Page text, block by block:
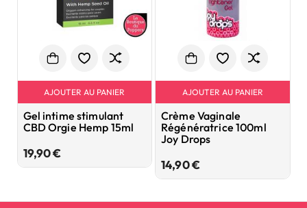
AJOUTER AU PANIER
Gel intime stimulant
CBD Orgie Hemp 15ml
19,90 €Prix
AJOUTER AU PANIER
Crème Vaginale
Régénératrice 100ml
Joy Drops
14,90 €Prix